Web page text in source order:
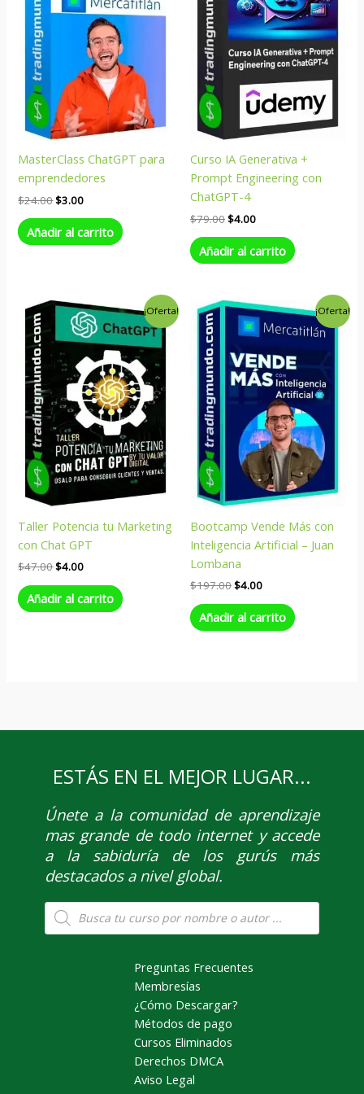
MasterClass ChatGPT para
emprendedores
$24.00$3.00
Añadir al carrito
Curso IA Generativa +
Prompt Engineering con
ChatGPT-4
$79.00$4.00
Añadir al carrito
¡Oferta!
Taller Potencia tu Marketing
con Chat GPT
$47.00
El
precio
original
era:
$47.00.
$4.00
El
precio
actual
es:
$4.00.
Añadir al carrito
¡Oferta!
Bootcamp Vende Más con
Inteligencia Artificial – Juan
Lombana
$197.00
El
precio
original
era:
$197.00.
$4.00
El
precio
actual
es:
$4.00.
Añadir al carrito
ESTÁS EN EL MEJOR LUGAR...
Únetea la comunidad de aprendizaje
mas grande de todo internet y accede
a la sabiduría de los gurús más
destacados a nivel global.
Búsqueda
de
productos
Preguntas Frecuentes
Membresías
¿Cómo Descargar?
Métodos de pago
Cursos Eliminados
Derechos DMCA
Aviso Legal